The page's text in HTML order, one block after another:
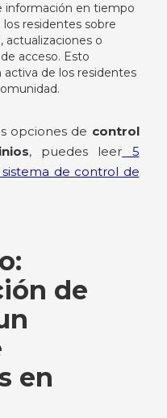
información en tiempo
residentes sobre
actualizaciones o
acceso. Esto
de los residentes
opciones de control
, puedes leer 5
de control de
de
en